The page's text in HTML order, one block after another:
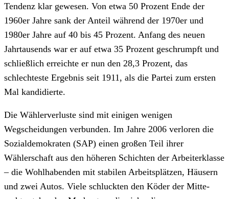
Tendenz klar gewesen. Von etwa 50 Prozent Ende der
1960er Jahre sank der Anteil während der 1970er und
1980er Jahre auf 40 bis 45 Prozent. Anfang des neuen
Jahrtausends war er auf etwa 35 Prozent geschrumpft und
schließlich erreichte er nun den 28,3 Prozent, das
schlechteste Ergebnis seit 1911, als die Partei zum ersten
Mal kandidierte.
Die Wählerverluste sind mit einigen wenigen
Wegscheidungen verbunden. Im Jahre 2006 verloren die
Sozialdemokraten (SAP) einen großen Teil ihrer
Wählerschaft aus den höheren Schichten der Arbeiterklasse
– die Wohlhabenden mit stabilen Arbeitsplätzen, Häusern
und zwei Autos. Viele schluckten den Köder der Mitte-